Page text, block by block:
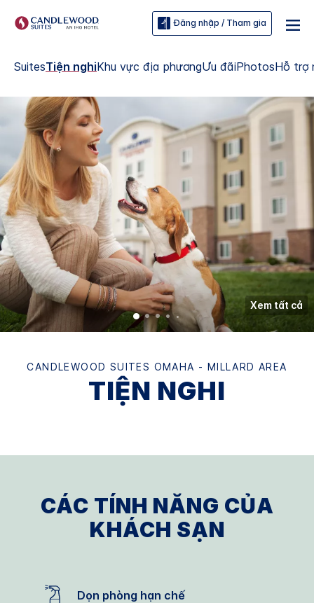
Đăng nhập / Tham gia
SuitesTiện nghiKhu vực địa phươngƯu đãiPhotosHỗ trợ
Xem tất cả
CANDLEWOOD SUITES OMAHA - MILLARD AREA
TIỆN NGHI
CÁC TÍNH NĂNG CỦA
KHÁCH SẠN
Dọn phòng hạn chế